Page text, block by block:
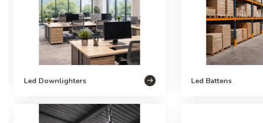
Led Downlighters Led Battens